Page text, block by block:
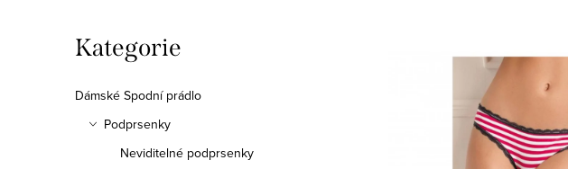
o
s
Přeskočit
kategorie
Kategorie
Dámské Spodní prádlo
Podprsenky
Neviditelné podprsenky